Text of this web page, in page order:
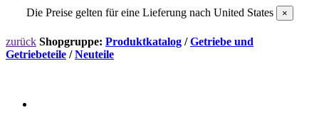
Die Preise gelten für eine Lieferung nach United States ×
zurück Shopgruppe: Produktkatalog /Getriebe und
Getriebeteile /Neuteile